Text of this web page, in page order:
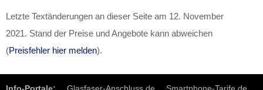
Letzte Textänderungen an dieser Seite am 12. November
2021 . Stand der Preise und Angebote kann abweichen
(Preisfehler hier melden).